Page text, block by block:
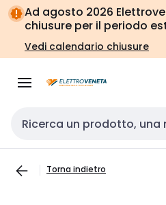
Vai alla
navigazione
Vai
alla
pagina
Ad agosto 2026
chiusure per il periodo
Vedi calendario chiusure
Cerca input
Torna indietro